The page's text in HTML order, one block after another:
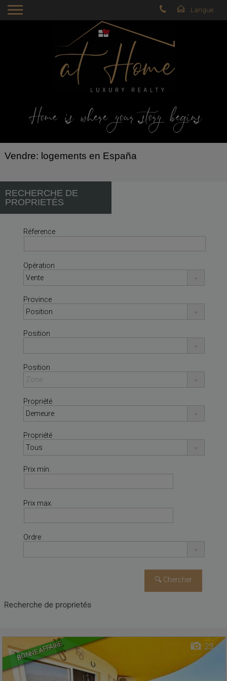
Home is where your story begins
Vendre: logements en España
RECHERCHE DE
PROPRIETÉS
Réference
Opération
Province
Position
Position
Propriété
Propriété
Prix mín.
Prix max.
Ordre
Recherche de proprietés
BONNE AFFAIRE 23
COSTA DEL SILENCIO
ARONA,SANTA CRUZ DE
Logement En vente